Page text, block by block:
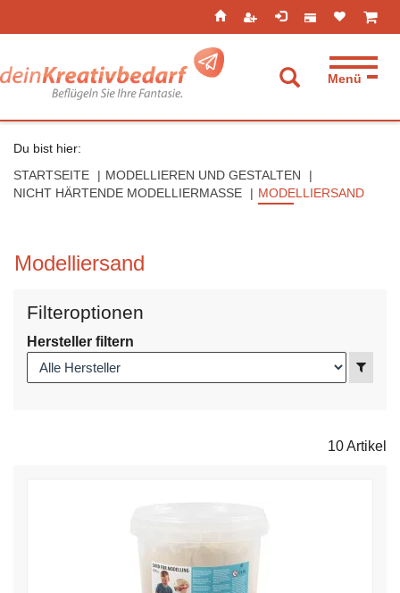
ist leerist
Menü
Du bist hier:
STARTSEITE
MODELLIEREN UND GESTALTEN
NICHT HÄRTENDE MODELLIERMASSE
MODELLIERSAND
Modelliersand
Filteroptionen
Hersteller filtern
10 Artikel